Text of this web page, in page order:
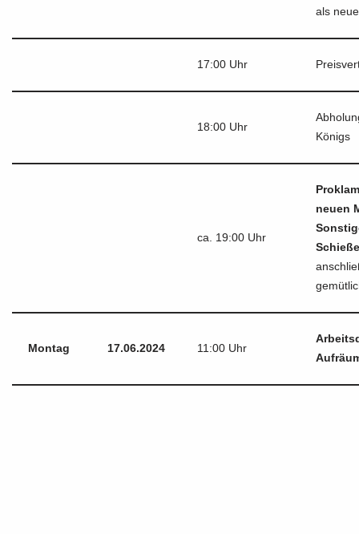
als
17:00 Uhr
18:00 Uhr
Königs
ca. 19:00 Uhr
neuen
Montag 17.06.2024 11:00 Uhr